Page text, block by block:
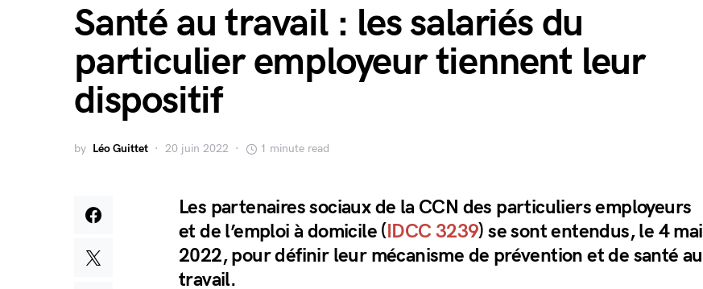
Santé au travail : les salariés du
particulier employeur tiennent leur
dispositif
by Léo Guittet 20 juin 2022 1 minute read
Les partenaires sociaux de la CCN des particuliers employeurs
et de l’emploi à domicile (IDCC 3239) se sont entendus, le 4 mai
2022, pour définir leur mécanisme de prévention et de santé au
travail.